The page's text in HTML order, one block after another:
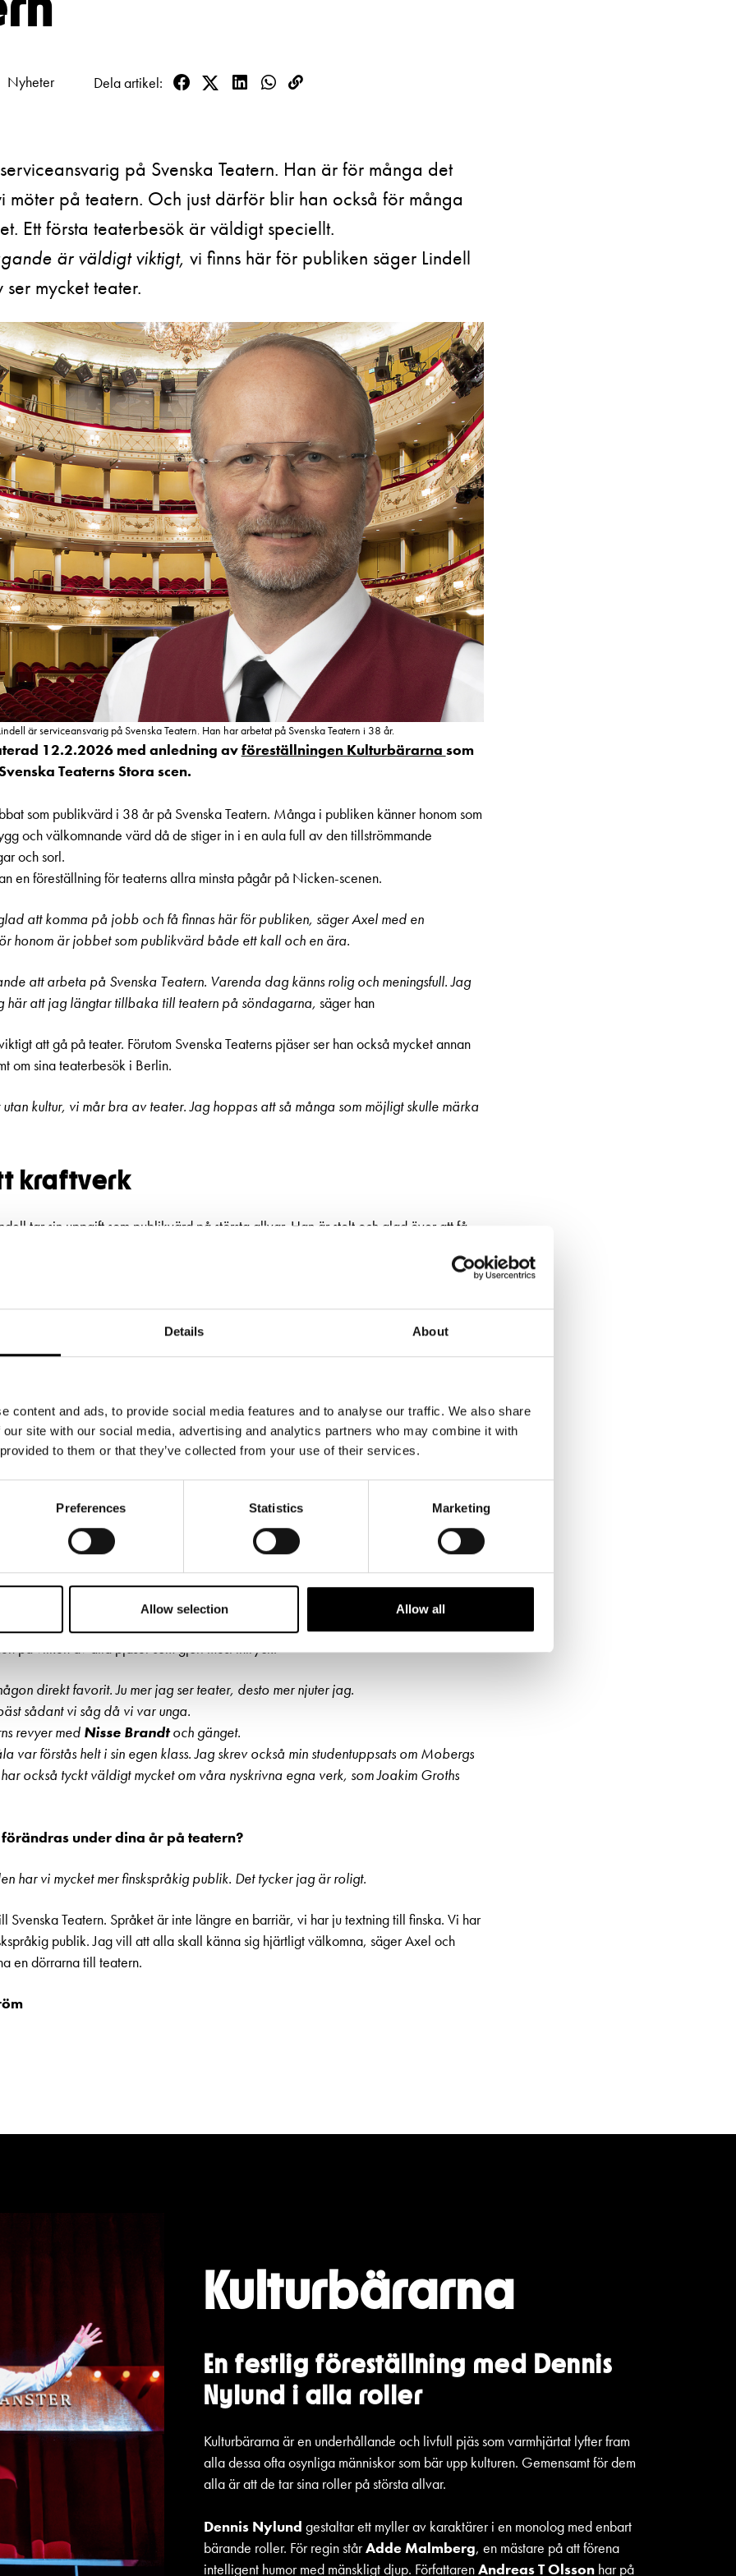
Details About
content and ads, to provide social media features and to analyse our traffic. We also share
site with our social media, advertising and analytics partners who may combine it with
to them or that they’ve collected from your use of their services.
Preferences Statistics Marketing
Allow selection Allow all
Nyheter Dela artikel
Facebook
TwitterLinkedInWhatsApp
Kopioi
på Svenska Teatern. Han är för många det
möter på teatern. Och just därför blir han också för många
Ett första teaterbesök är väldigt speciellt.
är väldigt viktigt, vi finns här för publiken säger Lindell
mycket teater.
är serviceansvarig på Svenska Teatern. Han har arbetat på Svenska Teatern i 38 år.
12.2.2026 med anledning avföreställningen Kulturbärarna som
Teaterns Stora scen.
som publikvärd i 38 år på Svenska Teatern. Många i publiken känner honom som
och välkomnande värd då de stiger in i en aula full av den tillströmmande
och sorl.
en föreställning för teaterns allra minsta pågår på Nicken-scenen.
att komma på jobb och få finnas här för publiken, säger Axel med en
honom är jobbet som publikvärd både ett kall och en ära.
att arbeta på Svenska Teatern. Varenda dag känns rolig och meningsfull. Jag
här att jag längtar tillbaka till teatern på söndagarna, säger han
att gå på teater. Förutom Svenska Teaterns pjäser ser han också mycket annan
om sina teaterbesök i Berlin.
kultur, vi mår bra av teater. Jag hoppas att så många som möjligt skulle märka
kraftverk
tar sin uppgift som publikvärd på största allvar. Han är stolt och glad över att få
ännu gladare när de går.
också kan uppskatta det vi gör. Det är hela tiden en dialog. Inte står vi tysta
är viktigt att han och hans kolleger ser så mycket som möjligt av teaterns utbud.
publiken relaterar till, vad de pratar om när de går hem. Varför de är glada eller
måste närma sig tusen.
att vi också får så mycket
på vilken av alla pjäser som gjort mest intryck.
direkt favorit. Ju mer jag ser teater, desto mer njuter jag.
sådant vi såg då vi var unga.
revyer med Nisse Brandtoch gänget.
var förstås helt i sin egen klass. Jag skrev också min studentuppsats om Mobergs
också tyckt väldigt mycket om våra nyskrivna egna verk, som Joakim Groths
under dina år på teatern?
har vi mycket mer finskspråkig publik. Det tycker jag är roligt.
Svenska Teatern. Språket är inte längre en barriär, vi har ju textning till finska. Vi har
publik. Jag vill att alla skall känna sig hjärtligt välkomna, säger Axel och
en dörrarna till teatern.
Kulturbärarna
En festlig föreställning med Dennis
Nylund i alla roller
Kulturbärarna är en underhållande och livfull pjäs som varmhjärtat lyfter fram
alla dessa ofta osynliga människor som bär upp kulturen. Gemensamt för dem
alla är att de tar sina roller på största allvar.
Dennis Nylund gestaltar ett myller av karaktärer i en monolog med enbart
bärande roller. För regin stårAdde Malmberg, en mästare på att förena
intelligent humor med mänskligt djup. FörfattarenAndreas T Olsson har på